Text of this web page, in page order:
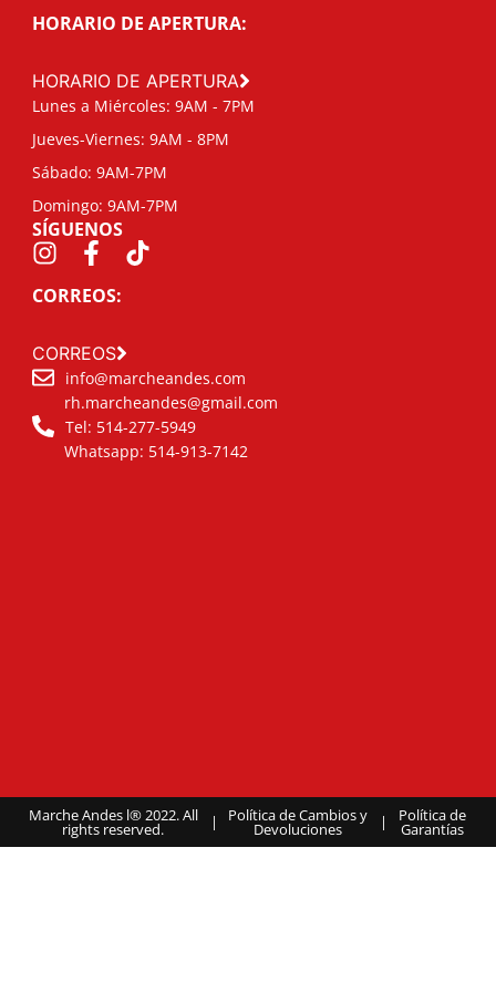
HORARIO DE APERTURA:
HORARIO DE APERTURA
Lunes a Miércoles: 9AM - 7PM
Jueves-Viernes: 9AM - 8PM
Sábado: 9AM-7PM
Domingo: 9AM-7PM
SÍGUENOS
CORREOS:
CORREOS
info@marcheandes.com
rh.marcheandes@gmail.com
Tel: 514-277-5949
Whatsapp: 514-913-7142
Marche Andes l® 2022. All
rights reserved. | Política de Cambios y
Devoluciones | Política de
Garantías